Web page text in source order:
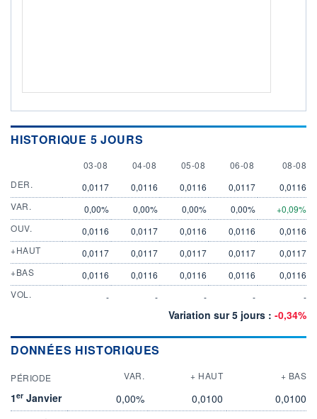
HISTORIQUE 5 JOURS
3 AUGUST
03-08 4 AUGUST
04-08 5 AUGUST
05-08 6 AUGUST
06-08 8
08-08
DER.
0,0117 0,0116 0,0116 0,0117
0,0116
VAR.
0,00% 0,00% 0,00% 0,00%
+0,09%
OUV.
0,0116 0,0117 0,0116 0,0116
0,0116
+HAUT
0,0117 0,0117 0,0117 0,0117
0,0117
+BAS
0,0116 0,0116 0,0116 0,0116
0,0116
VOL.
- - - - -
Variation sur 5 jours : -0,34%
DONNÉES HISTORIQUES
PÉRIODE VAR. + HAUT + BAS
1er Janvier 0,00% 0,0100
0,0100